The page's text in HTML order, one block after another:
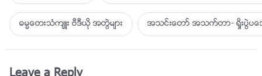
ဓမၼေတးသံက်ဴး ဗီဒီယို အတြဲမ်ား အသင္းေတာ္ အသက္တာ- ရႈိးပြဲ